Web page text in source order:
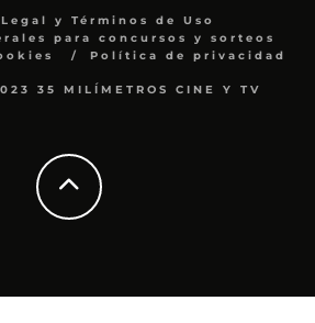
y Términos de Uso
para concursos y sorteos
Política de privacidad
35 MILÍMETROS CINE Y TV